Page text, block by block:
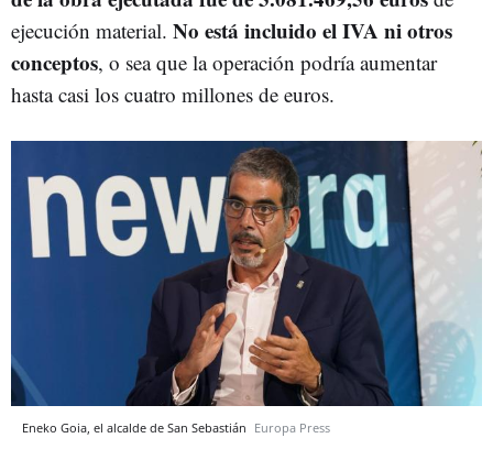
ejecución material. No está incluido el IVA ni otros
conceptos, o sea que la operación podría aumentar
hasta casi los cuatro millones de euros.
Eneko Goia, el alcalde de San Sebastián Europa Press